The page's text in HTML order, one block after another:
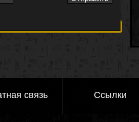
связь Ссылки